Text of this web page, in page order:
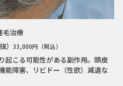
毛治療
） 33,000円（税込）
起こる可能性がある副作用。頭皮
能障害、リビドー（性欲）減退な